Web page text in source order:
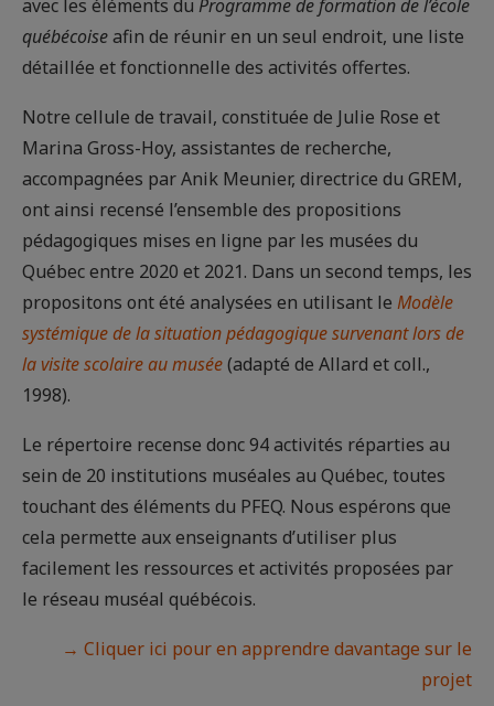
avec les éléments du Programme de formation de l’école
québécoiseafin de réunir en un seul endroit, une liste
détaillée et fonctionnelle des activités offertes.
Notre cellule de travail, constituée de Julie Rose et
Marina Gross-Hoy, assistantes de recherche,
accompagnées par Anik Meunier, directrice du GREM,
ont ainsi recensé l’ensemble des propositions
pédagogiques mises en ligne par les musées du
Québec entre 2020 et 2021. Dans un second temps, les
propositons ont été analysées en utilisant le Modèle
systémique de la situation pédagogique survenant lors de
la visite scolaire au musée(adapté de Allard et coll.,
1998).
Le répertoire recense donc 94 activités réparties au
sein de 20 institutions muséales au Québec, toutes
touchant des éléments du PFEQ. Nous espérons que
cela permette aux enseignants d’utiliser plus
facilement les ressources et activités proposées par
le réseau muséal québécois.
→ Cliquer ici pour en apprendre davantage sur le
projet